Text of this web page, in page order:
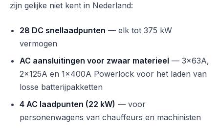
zijn gelijke niet kent in Nederland:
28 DC snellaadpunten — elk tot 375 kW
vermogen
AC aansluitingen voor zwaar materieel — 3x63A,
2x125A en 1x400A Powerlock voor het laden van
losse batterijpakketten
4 AC laadpunten (22 kW) — voor
personenwagens van chauffeurs en machinisten